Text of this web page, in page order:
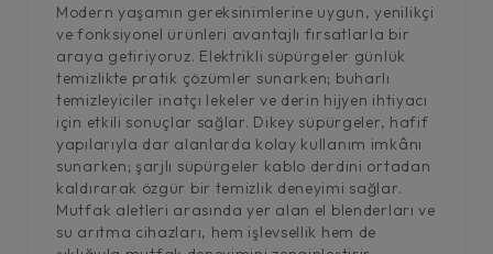
Modern yaşamın gereksinimlerine uygun, yenilikçi
ve fonksiyonel ürünleri avantajlı fırsatlarla bir
araya getiriyoruz. Elektrikli süpürgeler günlük
temizlikte pratik çözümler sunarken; buharlı
temizleyiciler inatçı lekeler ve derin hijyen ihtiyacı
için etkili sonuçlar sağlar. Dikey süpürgeler, hafif
yapılarıyla dar alanlarda kolay kullanım imkânı
sunarken; şarjlı süpürgeler kablo derdini ortadan
kaldırarak özgür bir temizlik deneyimi sağlar.
Mutfak aletleri arasında yer alan el blenderları ve
su arıtma cihazları, hem işlevsellik hem de